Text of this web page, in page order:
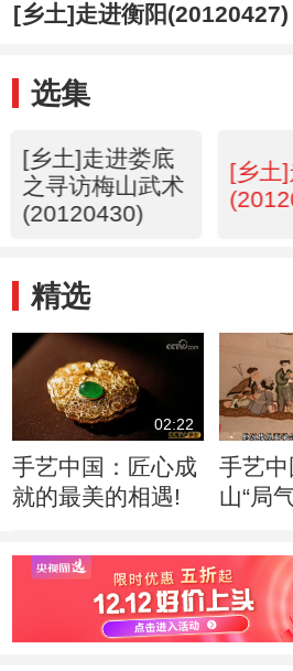
[乡土]走进衡阳(20120427)
选集
[乡土]走进娄底
之寻访梅山武术
(20120430)
[乡土
精选
02:22
手艺中国：匠心成
就的最美的相遇!
手艺
山“局